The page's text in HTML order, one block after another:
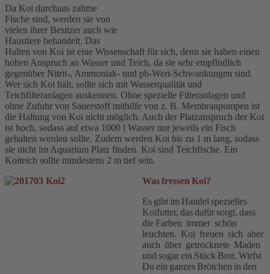
Da Koi durchaus zahme
Fische sind, werden sie von
vielen ihrer Besitzer auch wie
Haustiere behandelt. Das
Halten von Koi ist eine Wissenschaft für sich, denn sie haben einen
hohen Anspruch an Wasser und Teich, da sie sehr empfindlich
gegenüber Nitrit-, Ammoniak- und ph-Wert-Schwankungen sind.
Wer sich Koi hält, sollte sich mit Wasserqualität und
Teichfilteranlagen auskennen. Ohne spezielle Filteranlagen und
ohne Zufuhr von Sauerstoff mithilfe von z. B. Membranpumpen ist
die Haltung von Koi nicht möglich. Auch der Platzanspruch der Koi
ist hoch, sodass auf etwa 1000 l Wasser nur jeweils ein Fisch
gehalten werden sollte. Zudem werden Koi bis zu 1 m lang, sodass
sie nicht im Aquarium Platz finden. Koi sind Teichfische. Ein
Koiteich sollte mindestens 2 m tief sein.
Was fressen Koi?
Es gibt im Handel spezielles
Koifutter, das dafür sorgt, dass
die Farben immer schön
leuchten. Koi freuen sich aber
auch über getrocknete Maden
und sogar ein Stück Brot. Wirfst
Du ein ganzes Brötchen in den